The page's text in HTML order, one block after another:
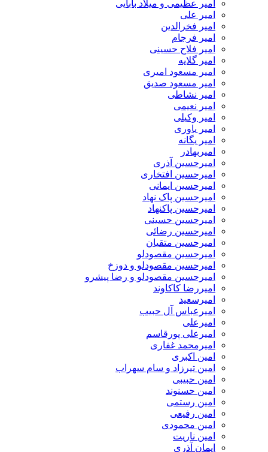
امیر عظیمی و میلاد بابایی
امیر علی
امیر فخرالدین
امیر فرجام
امیر فلاح حسینی
امیر گلایه
امیر مسعود امیری
امیر مسعود صدیق
امیر نشاطی
امیر نعیمی
امیر وکیلی
امیر یاوری
امیر یگانه
امیربهادر
امیرحسین آذری
امیرحسین افتخاری
امیرحسین ایمانی
امیرحسین پاک نهاد
امیرحسین پاکنهاد
امیرحسین حسینی
امیرحسین رضائی
امیرحسین متقیان
امیرحسین مقصودلو
امیرحسین مقصودلو و دوزخ
امیرحسین مقصودلو و رضا پیشرو
امیررضا کاکاوند
امیرسعید
امیرعباس آل حبیب
امیرعلی
امیرعلی پورقاسم
امیرمحمد غفاری
امین اکبری
امین تیرزاد و سام سهراب
امین حبیبی
امین حسنوند
امین رستمی
امین رفیعی
امین محمودی
امین ناریت
ایمان آذری